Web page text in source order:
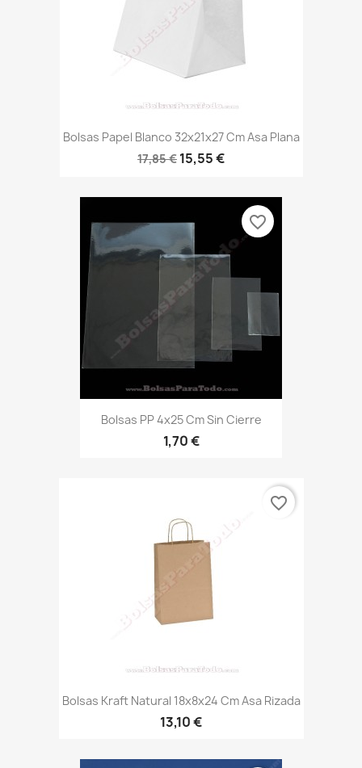
Bolsas Papel Blanco 32x21x27 Cm Asa Plana
17,85 € 15,55 €
Bolsas PP 4x25 Cm Sin Cierre
1,70 €
favorite_border
Bolsas Kraft Natural 18x8x24 Cm Asa Rizada
13,10 €
favorite_border